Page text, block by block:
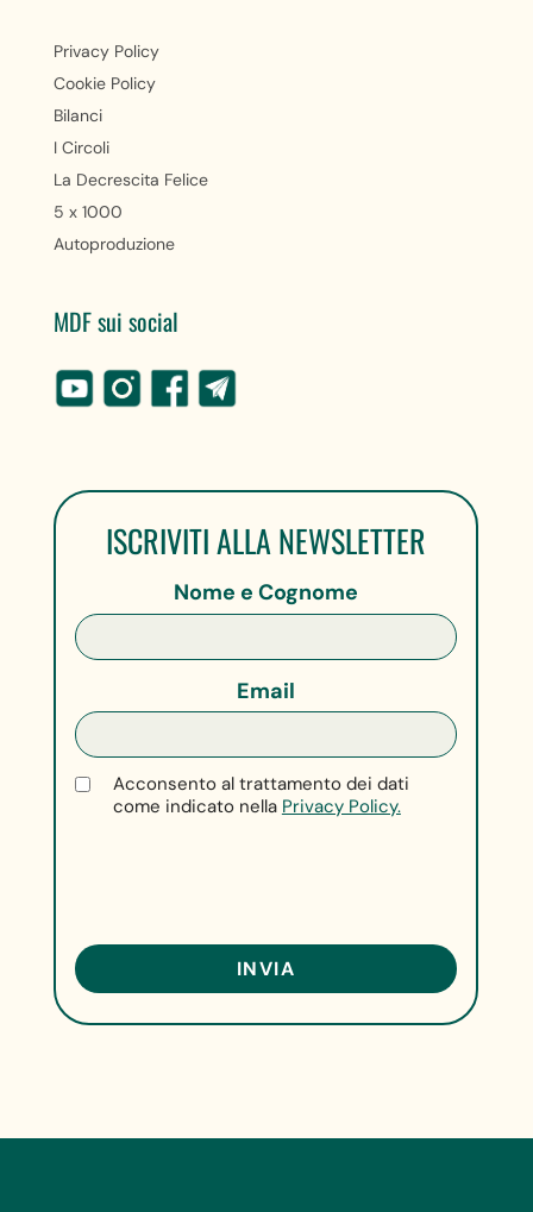
Privacy Policy
Cookie Policy
Bilanci
I Circoli
La Decrescita Felice
5 x 1000
Autoproduzione
MDF sui social
ISCRIVITI ALLA NEWSLETTER
Nome e Cognome
Email
Acconsento al trattamento dei dati
come indicato nella Privacy Policy.